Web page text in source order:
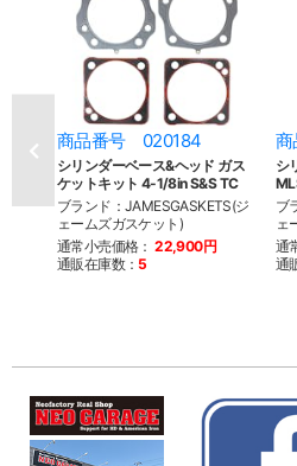
商品番号 020184
シリンダーベース&ヘッド ガス
ケットキット 4-1/8in S&S TC
ブランド：JAMESGASKETS(ジ
ェームズガスケット)
通常小売価格： 22,900円
通販在庫数：5
シ
ブ
ェ
通
通